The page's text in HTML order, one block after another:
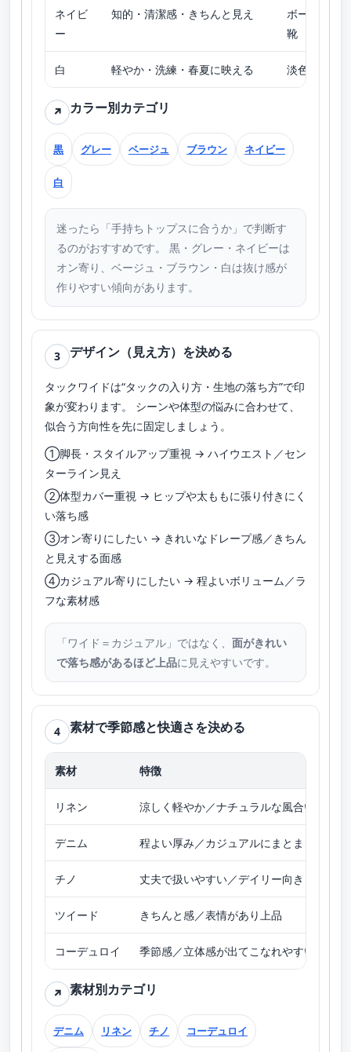
ネイビ
ー
知的・清潔感・きちんと見え
ボーダー／
靴
白 軽やか・洗練・春夏に映える 淡色トップ
↗ カラー別カテゴリ
黒 グレー ベージュ ブラウン ネイビー
白
迷ったら「手持ちトップスに合うか」で判断す
るのがおすすめです。 黒・グレー・ネイビーは
オン寄り、ベージュ・ブラウン・白は抜け感が
作りやすい傾向があります。
3 デザイン（見え方）を決める
タックワイドは“タックの入り方・生地の落ち方”で印
象が変わります。 シーンや体型の悩みに合わせて、
似合う方向性を先に固定しましょう。
①脚長・スタイルアップ重視 → ハイウエスト／セン
ターライン見え
②体型カバー重視 → ヒップや太ももに張り付きにく
い落ち感
③オン寄りにしたい → きれいなドレープ感／きちん
と見えする面感
④カジュアル寄りにしたい → 程よいボリューム／ラ
フな素材感
「ワイド＝カジュアル」ではなく、 面がきれい
で落ち感があるほど上品に見えやすいです。
4 素材で季節感と快適さを決める
素材 特徴
リネン 涼しく軽やか／ナチュラルな風合い
デニム 程よい厚み／カジュアルにまとまる
チノ 丈夫で扱いやすい／デイリー向き
ツイード きちんと感／表情があり上品
コーデュロイ 季節感／立体感が出てこなれやすい
↗ 素材別カテゴリ
デニム リネン チノ コーデュロイ